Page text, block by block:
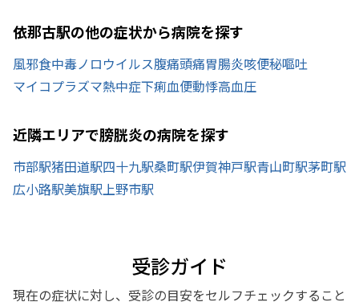
依那古駅の他の症状から病院を探す
風邪食中毒ノロウイルス腹痛頭痛胃腸炎咳便秘嘔吐
マイコプラズマ熱中症下痢血便動悸高血圧
近隣エリアで膀胱炎の病院を探す
市部駅猪田道駅四十九駅桑町駅伊賀神戸駅青山町駅茅町駅
広小路駅美旗駅 上野市駅
受診ガイド
現在の症状に対し、受診の目安をセルフチェックすること